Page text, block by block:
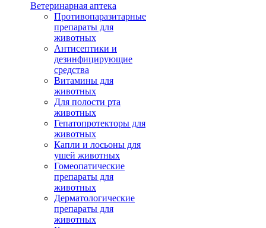
Ветеринарная аптека
Противопаразитарные
препараты для
животных
Антисептики и
дезинфицирующие
средства
Витамины для
животных
Для полости рта
животных
Гепатопротекторы для
животных
Капли и лосьоны для
ушей животных
Гомеопатические
препараты для
животных
Дерматологические
препараты для
животных